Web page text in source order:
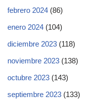
febrero 2024 (86)
enero 2024 (104)
diciembre 2023 (118)
noviembre 2023 (138)
octubre 2023 (143)
septiembre 2023 (133)